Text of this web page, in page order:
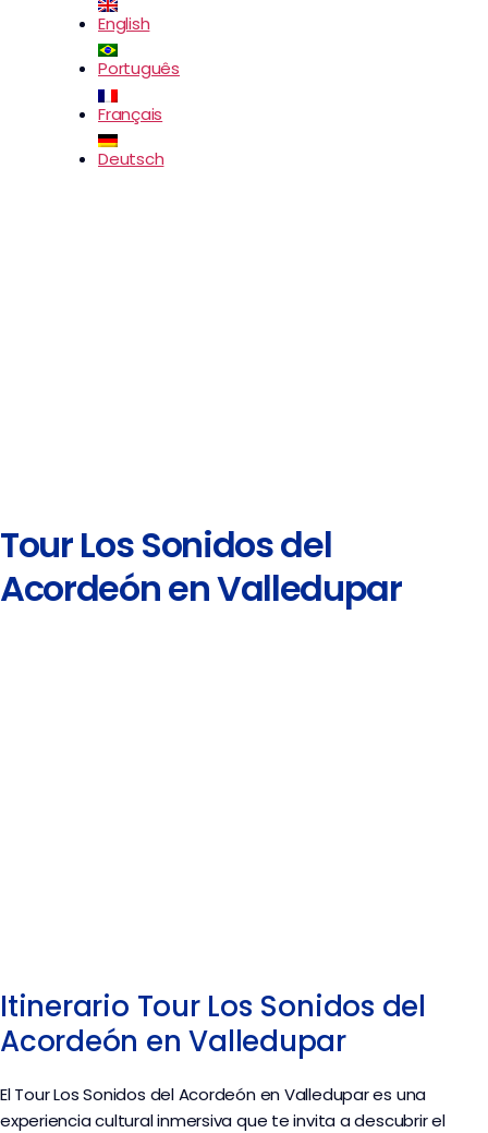
English
Português
Français
Deutsch
Tour Los Sonidos del
Acordeón en Valledupar
Itinerario Tour Los Sonidos del
Acordeón en Valledupar
El Tour Los Sonidos del Acordeón en Valledupar es una
experiencia cultural inmersiva que te invita a descubrir el